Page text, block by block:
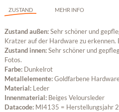
ZUSTAND MEHR INFO
Zustand außen:Sehr schöner und
Kratzer auf der Hardware zu erkennen.
Zustand innen:Sehr schöner und
Fotos.
Farbe: Dunkelrot
Metallelemente:Goldfarbene
Material: Leder
Innenmaterial: Beiges Veloursleder
Datacode: MI4135 = Herstellungsjahr